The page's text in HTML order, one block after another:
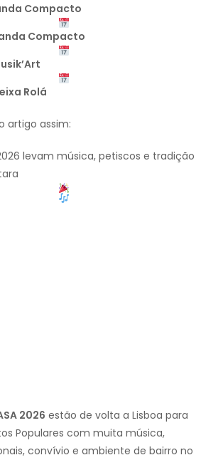
Compacto
Compacto
Rolá
artigo assim:
levam música, petiscos e tradição
2026 estão de volta a Lisboa para
Populares com muita música,
convívio e ambiente de bairro no